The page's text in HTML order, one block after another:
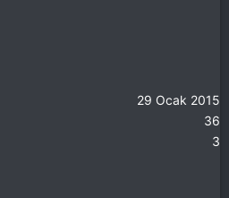
29 Ocak 2015
36
3